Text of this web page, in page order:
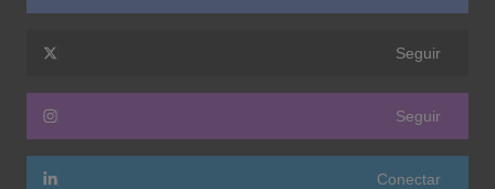
Seguir
Seguir
Conectar